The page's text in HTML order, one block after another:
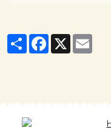
PartagerFacebook
X